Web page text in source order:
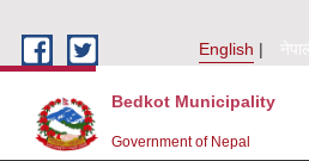
English
Bedkot Municipality
Government of Nepal